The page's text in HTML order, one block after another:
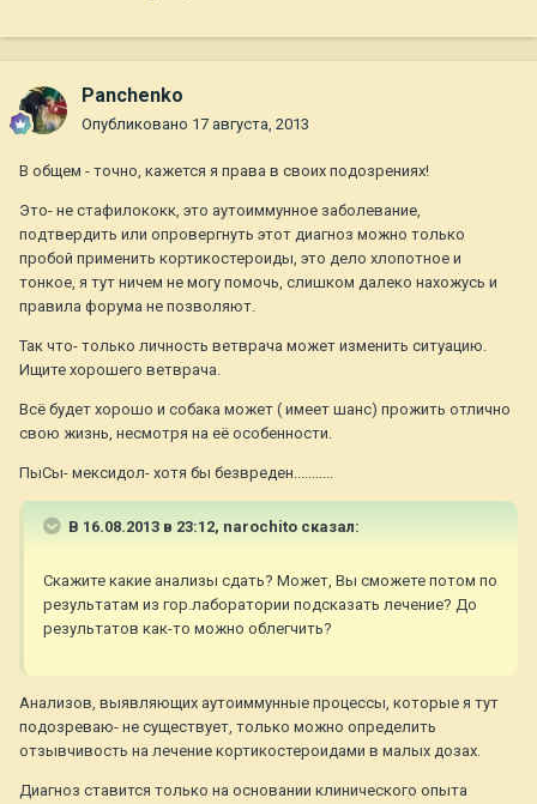
Panchenko
Опубликовано 17 августа, 2013
В общем - точно, кажется я права в своих подозрениях!
Это- не стафилококк, это аутоиммунное заболевание,
подтвердить или опровергнуть этот диагноз можно только
пробой применить кортикостероиды, это дело хлопотное и
тонкое, я тут ничем не могу помочь, слишком далеко нахожусь и
правила форума не позволяют.
Так что- только личность ветврача может изменить ситуацию.
Ищите хорошего ветврача.
Всё будет хорошо и собака может ( имеет шанс) прожить отлично
свою жизнь, несмотря на её особенности.
ПыСы- мексидол- хотя бы безвреден...........
В 16.08.2013 в 23:12, narochito сказал:
Скажите какие анализы сдать? Может, Вы сможете потом по
результатам из гор.лаборатории подсказать лечение? До
результатов как-то можно облегчить?
Анализов, выявляющих аутоиммунные процессы, которые я тут
подозреваю- не существует, только можно определить
отзывчивость на лечение кортикостероидами в малых дозах.
Диагноз ставится только на основании клинического опыта